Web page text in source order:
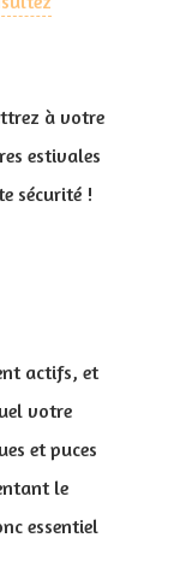
à votre
estivales
sécurité !
actifs, et
votre
et puces
le
essentiel